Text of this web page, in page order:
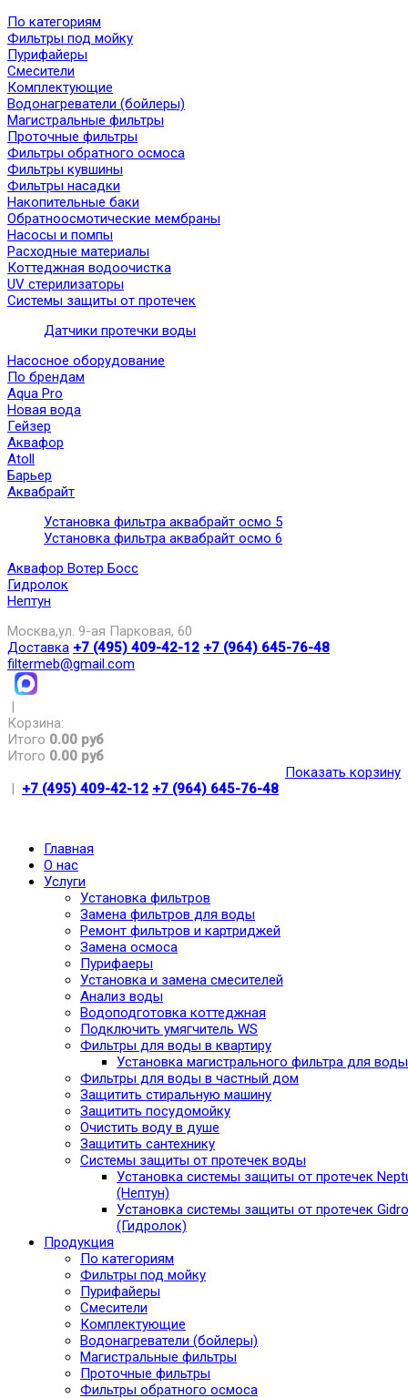
По категориям
Фильтры под мойку
Пурифайеры
Смесители
Комплектующие
Водонагреватели (бойлеры)
Магистральные фильтры
Проточные фильтры
Фильтры обратного осмоса
Фильтры кувшины
Фильтры насадки
Накопительные баки
Обратноосмотические мембраны
Насосы и помпы
Расходные материалы
Коттеджная водоочистка
UV стерилизаторы
Системы защиты от протечек
Датчики протечки воды
Насосное оборудование
По брендам
Aqua Pro
Новая вода
Гейзер
Аквафор
Atoll
Барьер
Аквабрайт
Установка фильтра аквабрайт осмо 5
Установка фильтра аквабрайт осмо 6
Аквафор Вотер Босс
Гидролок
Нептун
Москва,ул. 9-ая Парковая, 60
Доставка +7 (495) 409-42-12 +7 (964) 645-76-48
filtermeb@gmail.com
|
Корзина:
Итого 0.00 руб
Итого 0.00 руб
Показать корзину
| +7 (495) 409-42-12 +7 (964) 645-76-48
Главная
О нас
Услуги
Установка фильтров
Замена фильтров для воды
Ремонт фильтров и картриджей
Замена осмоса
Пурифаеры
Установка и замена смесителей
Анализ воды
Водоподготовка коттеджная
Подключить умягчитель WS
Фильтры для воды в квартиру
Установка магистрального фильтра для воды
Фильтры для воды в частный дом
Защитить стиральную машину
Защитить посудомойку
Очистить воду в душе
Защитить сантехнику
Системы защиты от протечек воды
Установка системы защиты от протечек
(Нептун)
Установка системы защиты от протечек
(Гидролок)
Продукция
По категориям
Фильтры под мойку
Пурифайеры
Смесители
Комплектующие
Водонагреватели (бойлеры)
Магистральные фильтры
Проточные фильтры
Фильтры обратного осмоса